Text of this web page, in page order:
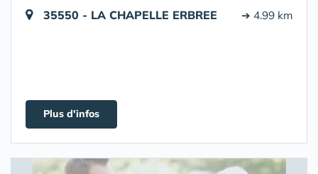
35550 - LA CHAPELLE ERBREE ➔ 4.99 km
Plus d'infos